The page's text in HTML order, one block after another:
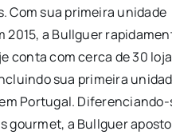
Com sua primeira unidade
2015, a Bullguer
conta com cerca de 30
sua primeira
Portugal. Diferenciando-
gourmet, a Bullguer